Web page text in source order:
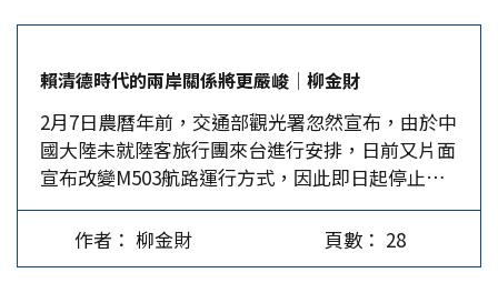
件爆發後，由於大陸官方不配合海基會和媒體了解
狀況，偵辦案件的態度也讓我方質疑，於是我方逐
步採取了反制的政策措施。 當時台灣的經濟實力
遠超過大陸，我方除政府採取如暫停審議台商到大
陸投資等措施外，民間也從4月4日開始醞釀停止到
大陸旅遊。4月6日，陸委會召集相關部會及旅行業
者舉行協調會議，決議停止刊登赴大陸旅遊廣告及
招攬新團。同一天，立法院要求觀光局將大陸地區
粗暴驅離大陸漁船導致兩名漁民溺斃，嚴重傷害兩
岸同胞感情的批判，民進黨籍的海洋委員會主委管
碧玲18日在臉書貼文回應：台灣對大陸一直充滿善
意，並且列舉過去三年台灣海巡署針對大陸人民有
14次救援、在海上成功救了20人、尋獲遺體6人，
出動船艦艇達93艘次，「每次出勤、每救一條人
命，都是善意、都是愛，這才是事實」。這樣的回
應聽起來很諷刺，但至少代表民進黨知道事態嚴
賴清德時代的兩岸關係將更嚴峻│柳金財
2月7日農曆年前，交通部觀光署忽然宣布，由於中
國大陸未就陸客旅行團來台進行安排，日前又片面
宣布改變M503航路運行方式，因此即日起停止招
攬前往大陸的旅行團，但今年3到5月底已招攬成團
的部分仍可出團。一石激起千層浪，引發台灣社會
民眾及旅遊業的抨擊。 毋庸置疑，正當台灣旅遊
作者： 柳金財 頁數： 28